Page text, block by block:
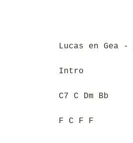
Lucas en Gea
Intro
C7 C Dm Bb
F C F F